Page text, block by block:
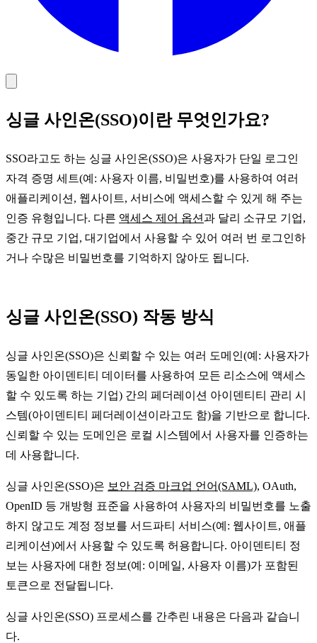
싱글 사인온(SSO)이란 무엇인가요?
SSO라고도 하는 싱글 사인온(SSO)은 사용자가 단일 로그인
자격 증명 세트(예: 사용자 이름, 비밀번호)를 사용하여 여러
애플리케이션, 웹사이트, 서비스에 액세스할 수 있게 해 주는
인증 유형입니다. 다른 액세스 제어 옵션과 달리 소규모 기업,
중간 규모 기업, 대기업에서 사용할 수 있어 여러 번 로그인하
거나 수많은 비밀번호를 기억하지 않아도 됩니다.
싱글 사인온(SSO) 작동 방식
싱글 사인온(SSO)은 신뢰할 수 있는 여러 도메인(예: 사용자가
동일한 아이덴티티 데이터를 사용하여 모든 리소스에 액세스
할 수 있도록 하는 기업) 간의 페더레이션 아이덴티티 관리 시
스템(아이덴티티 페더레이션이라고도 함)을 기반으로 합니다.
신뢰할 수 있는 도메인은 로컬 시스템에서 사용자를 인증하는
데 사용합니다.
싱글 사인온(SSO)은 보안 검증 마크업 언어(SAML), OAuth,
OpenID 등 개방형 표준을 사용하여 사용자의 비밀번호를 노출
하지 않고도 계정 정보를 서드파티 서비스(예: 웹사이트, 애플
리케이션)에서 사용할 수 있도록 허용합니다. 아이덴티티 정
보는 사용자에 대한 정보(예: 이메일, 사용자 이름)가 포함된
토큰으로 전달됩니다.
싱글 사인온(SSO) 프로세스를 간추린 내용은 다음과 같습니
다.